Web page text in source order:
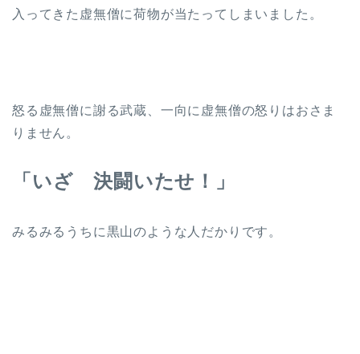
入ってきた虚無僧に荷物が当たってしまいました。
怒る虚無僧に謝る武蔵、一向に虚無僧の怒りはおさま
りません。
「いざ 決闘いたせ！」
みるみるうちに黒山のような人だかりです。